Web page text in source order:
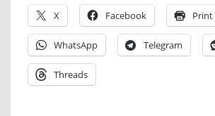
X Facebook Print
WhatsApp Telegram
Threads